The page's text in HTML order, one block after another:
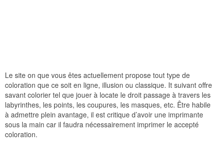
Le site on que vous êtes actuellement propose tout type de
coloration que ce soit en ligne, illusion ou classique. It suivant offre
savant colorier tel que jouer à locate le droit passage à travers les
labyrinthes, les points, les coupures, les masques, etc. Être habile
à admettre plein avantage, il est critique d’avoir une imprimante
sous la main car il faudra nécessairement imprimer le accepté
coloration.